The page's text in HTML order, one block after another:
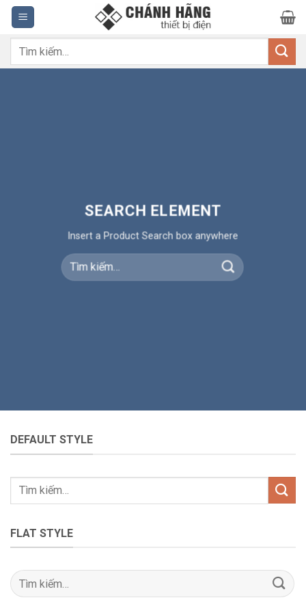
Bỏ
qua
nội
dung
Tìm
SEARCH ELEMENT
Insert a Product Search box anywhere
Tìm
kiếm:
DEFAULT STYLE
Tìm
FLAT STYLE
Tìm
kiếm: